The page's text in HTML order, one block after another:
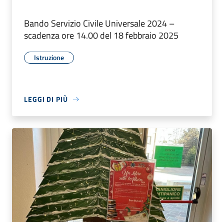
Bando Servizio Civile Universale 2024 –
scadenza ore 14.00 del 18 febbraio 2025
Istruzione
LEGGI DI PIÙ